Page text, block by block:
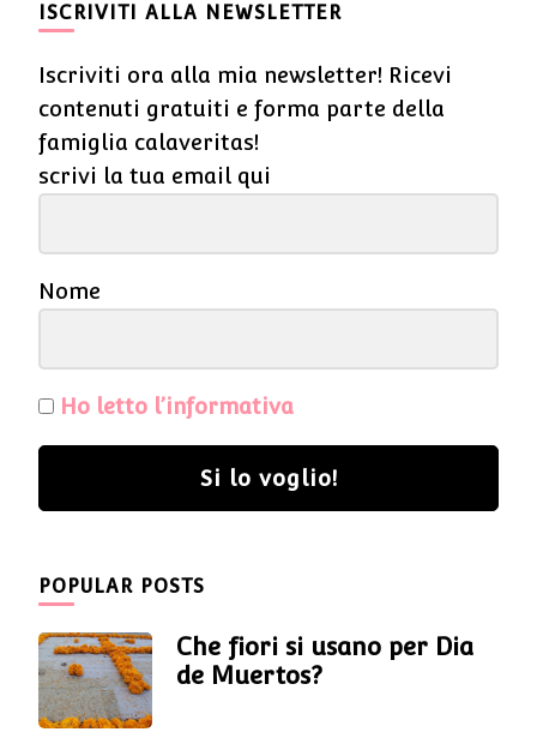
ISCRIVITI ALLA NEWSLETTER
Iscriviti ora alla mia newsletter! Ricevi
contenuti gratuiti e forma parte della
famiglia calaveritas!
scrivi la tua email qui
Nome
Ho letto l’informativa
Si lo voglio!
POPULAR POSTS
Che fiori si usano per Dia
de Muertos?